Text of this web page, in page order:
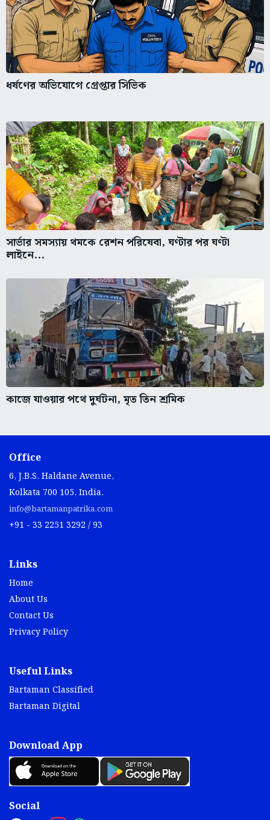
ধর্ষণের অভিযোগে গ্রেপ্তার সিভিক
সার্ভার সমস্যায় থমকে রেশন পরিষেবা, ঘণ্টার পর ঘণ্টা
লাইনে...
কাজে যাওয়ার পথে দুর্ঘটনা, মৃত তিন শ্রমিক
Office
6, J.B.S. Haldane Avenue,
Kolkata 700 105, India.
info@bartamanpatrika.com
+91 - 33 2251 3292 / 93
Links
Home
About Us
Contact Us
Privacy Policy
Useful Links
Bartaman Classified
Bartaman Digital
Download App
Social